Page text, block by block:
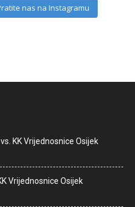
nas na Instagramu
KK Vrijednosnice Osijek
Vrijednosnice Osijek